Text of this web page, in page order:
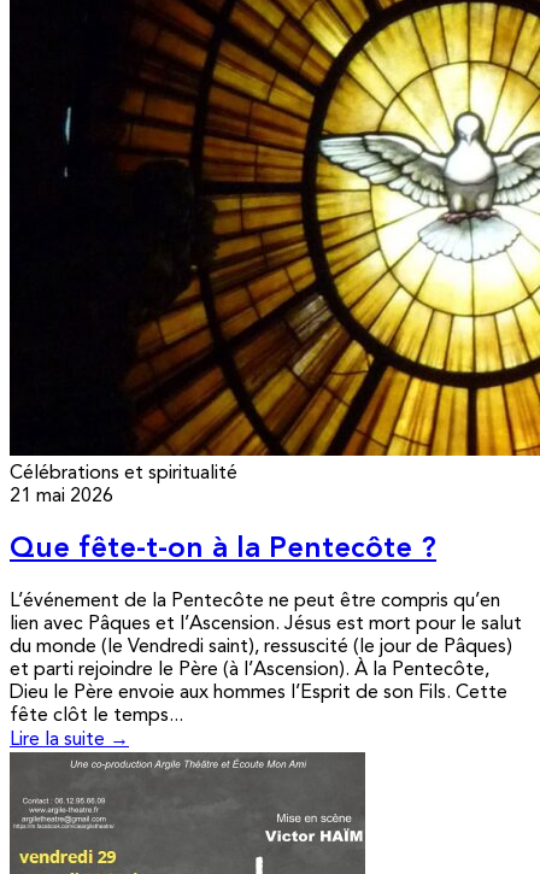
Célébrations et spiritualité
21 mai 2026
Que fête-t-on à la Pentecôte ?
L’événement de la Pentecôte ne peut être compris qu’en
lien avec Pâques et l’Ascension. Jésus est mort pour le salut
du monde (le Vendredi saint), ressuscité (le jour de Pâques)
et parti rejoindre le Père (à l’Ascension). À la Pentecôte,
Dieu le Père envoie aux hommes l’Esprit de son Fils. Cette
fête clôt le temps...
Lire la suite →